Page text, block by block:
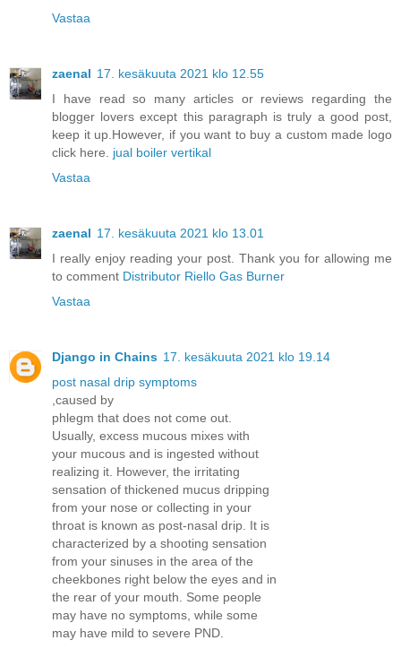
Vastaa
zaenal 17. kesäkuuta 2021 klo 12.55
I have read so many articles or reviews regarding the
blogger lovers except this paragraph is truly a good post,
keep it up.However, if you want to buy a custom made logo
click here. jual boiler vertikal
Vastaa
zaenal 17. kesäkuuta 2021 klo 13.01
I really enjoy reading your post. Thank you for allowing me
to comment Distributor Riello Gas Burner
Vastaa
Django in Chains 17. kesäkuuta 2021 klo 19.14
post nasal drip symptoms
,caused by
phlegm that does not come out.
Usually, excess mucous mixes with
your mucous and is ingested without
realizing it. However, the irritating
sensation of thickened mucus dripping
from your nose or collecting in your
throat is known as post-nasal drip. It is
characterized by a shooting sensation
from your sinuses in the area of the
cheekbones right below the eyes and in
the rear of your mouth. Some people
may have no symptoms, while some
may have mild to severe PND.